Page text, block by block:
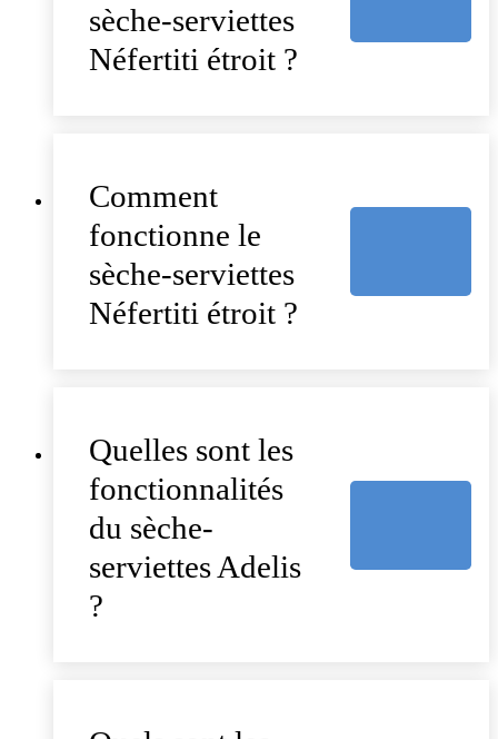
sèche-serviettes
Néfertiti étroit ?
Comment
fonctionne le
sèche-serviettes
Néfertiti étroit ?
Quelles sont les
fonctionnalités
du sèche-
serviettes Adelis
?